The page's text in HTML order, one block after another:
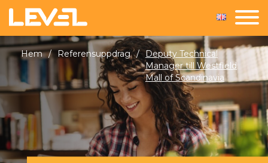
Hem / Referensuppdrag / Deputy Technical
Manager till Westfield
Mall of Scandinavia